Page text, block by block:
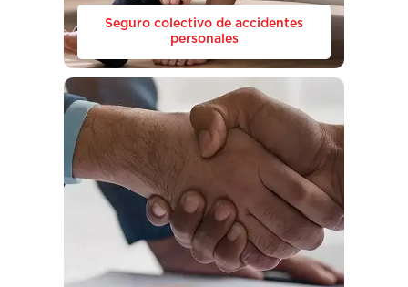
Seguro colectivo de accidentes
personales